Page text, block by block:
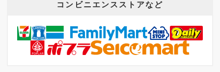
コンビニエンスストアなど